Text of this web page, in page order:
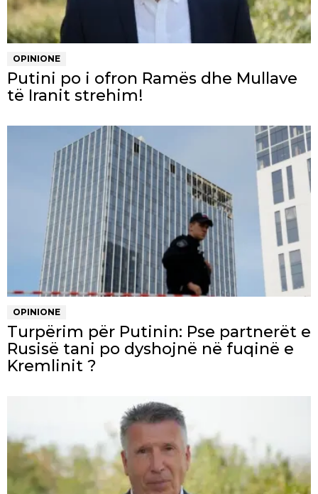
OPINIONE
Putini po i ofron Ramës dhe Mullave
të Iranit strehim!
OPINIONE
Turpërim për Putinin: Pse partnerët e
Rusisë tani po dyshojnë në fuqinë e
Kremlinit ?